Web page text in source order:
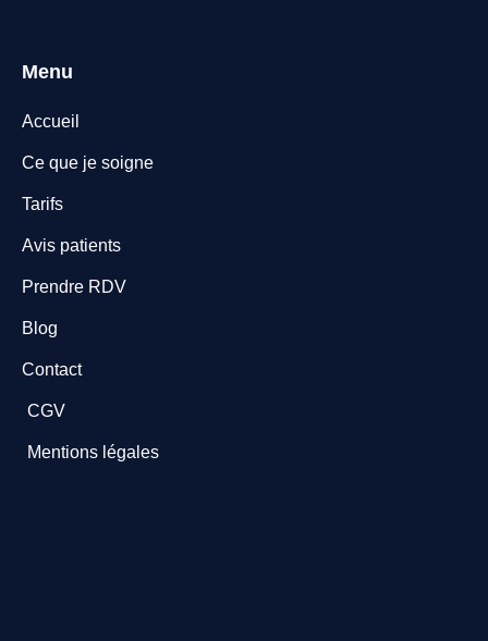
Menu
Accueil
Ce que je soigne
Tarifs
Avis patients
Prendre RDV
Blog
Contact
CGV
Mentions légales